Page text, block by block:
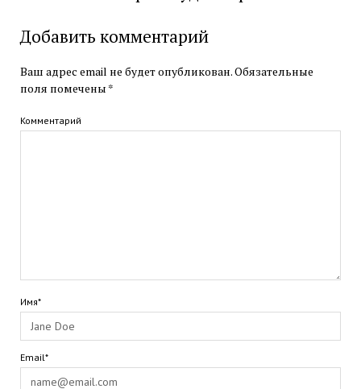
Добавить комментарий
Ваш адрес email не будет опубликован.Обязательные
поля помечены *
Комментарий
Имя*
Email*